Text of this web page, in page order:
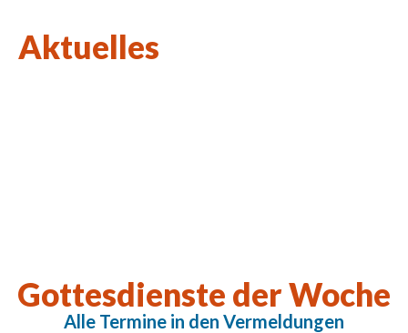
AktuellesWort des Lebens August 2026
Gottesdienste der Woche
Alle Termine in den Vermeldungen